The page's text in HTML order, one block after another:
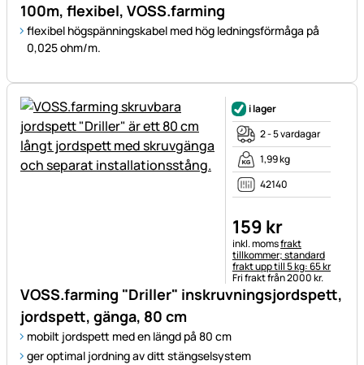
100m, flexibel, VOSS.farming
flexibel högspänningskabel med hög ledningsförmåga på
0,025 ohm/m.
VOSS.farming "Driller" inskruvningsjordspett,
jordspett, gänga, 80 cm
mobilt jordspett med en längd på 80 cm
ger optimal jordning av ditt stängselsystem
i lager
2 - 5 vardagar
1,99 kg
42140
159 kr
Skatteinformation:
inkl. momsfrakt
tillkommer; standard
frakt upp till 5 kg: 65 kr
Fri frakt från 2000 kr.